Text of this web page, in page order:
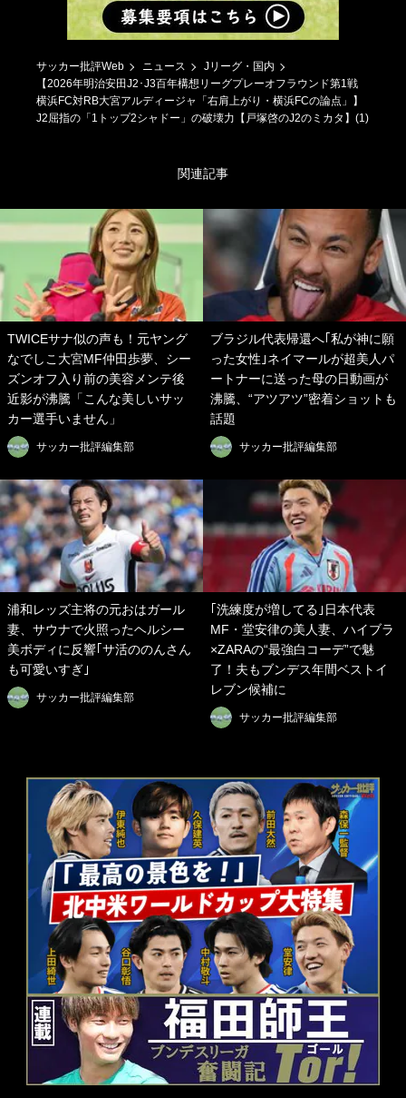
サッカー批評Web ニュース
Jリーグ・国内
【2026年明治安田J2･J3百年構想リーグプレーオフラウンド第1戦
横浜FC対RB大宮アルディージャ「右肩上がり・横浜FCの論点」】
J2屈指の「1トップ2シャドー」の破壊力【戸塚啓のJ2のミカタ】(1)
関連記事
TWICEサナ似の声も！元ヤング
なでしこ大宮MF仲田歩夢、シー
ズンオフ入り前の美容メンテ後
近影が沸騰「こんな美しいサッ
カー選手いません」
サッカー批評編集部
ブラジル代表帰還へ｢私が神に願
った女性｣ネイマールが超美人パ
ートナーに送った母の日動画が
沸騰、“アツアツ”密着ショットも
話題
サッカー批評編集部
浦和レッズ主将の元おはガール
妻、サウナで火照ったヘルシー
美ボディに反響｢サ活ののんさん
も可愛いすぎ｣
サッカー批評編集部
｢洗練度が増してる｣日本代表
MF・堂安律の美人妻、ハイブラ
×ZARAの“最強白コーデ”で魅
了！夫もブンデス年間ベストイ
レブン候補に
サッカー批評編集部